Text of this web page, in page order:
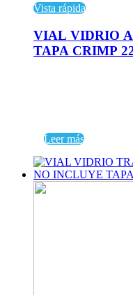
Vista rápida
VIAL VIDRIO
TAPA CRIMP
Leer más